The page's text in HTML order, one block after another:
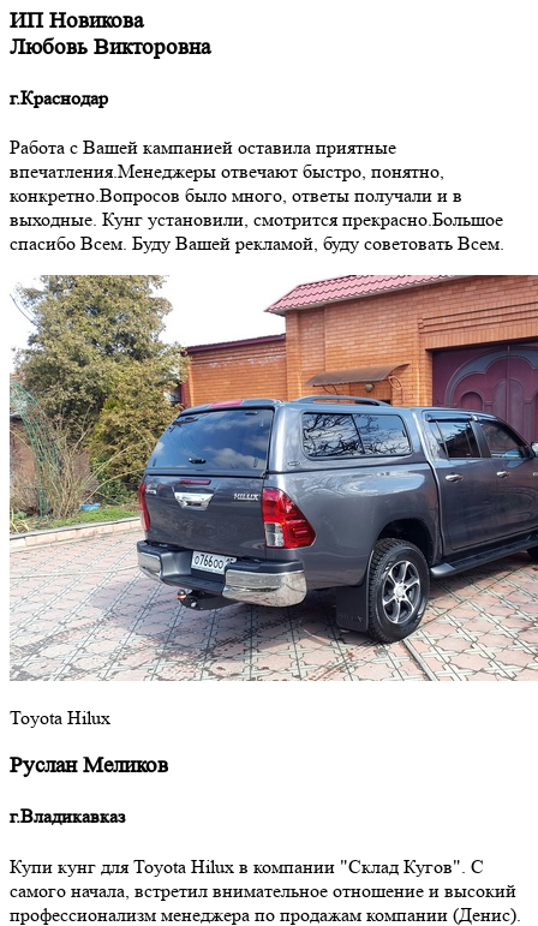
ИП Новикова
Любовь Викторовна
г.Краснодар
Работа с Вашей кампанией оставила приятные
впечатления.Менеджеры отвечают быстро, понятно,
конкретно.Вопросов было много, ответы получали и в
выходные. Кунг установили, смотрится прекрасно.Большое
спасибо Всем. Буду Вашей рекламой, буду советовать Всем.
Toyota Hilux
Руслан Меликов
г.Владикавказ
Купи кунг для Toyota Hilux в компании "Склад Кугов". С
самого начала, встретил внимательное отношение и высокий
профессионализм менеджера по продажам компании (Денис).